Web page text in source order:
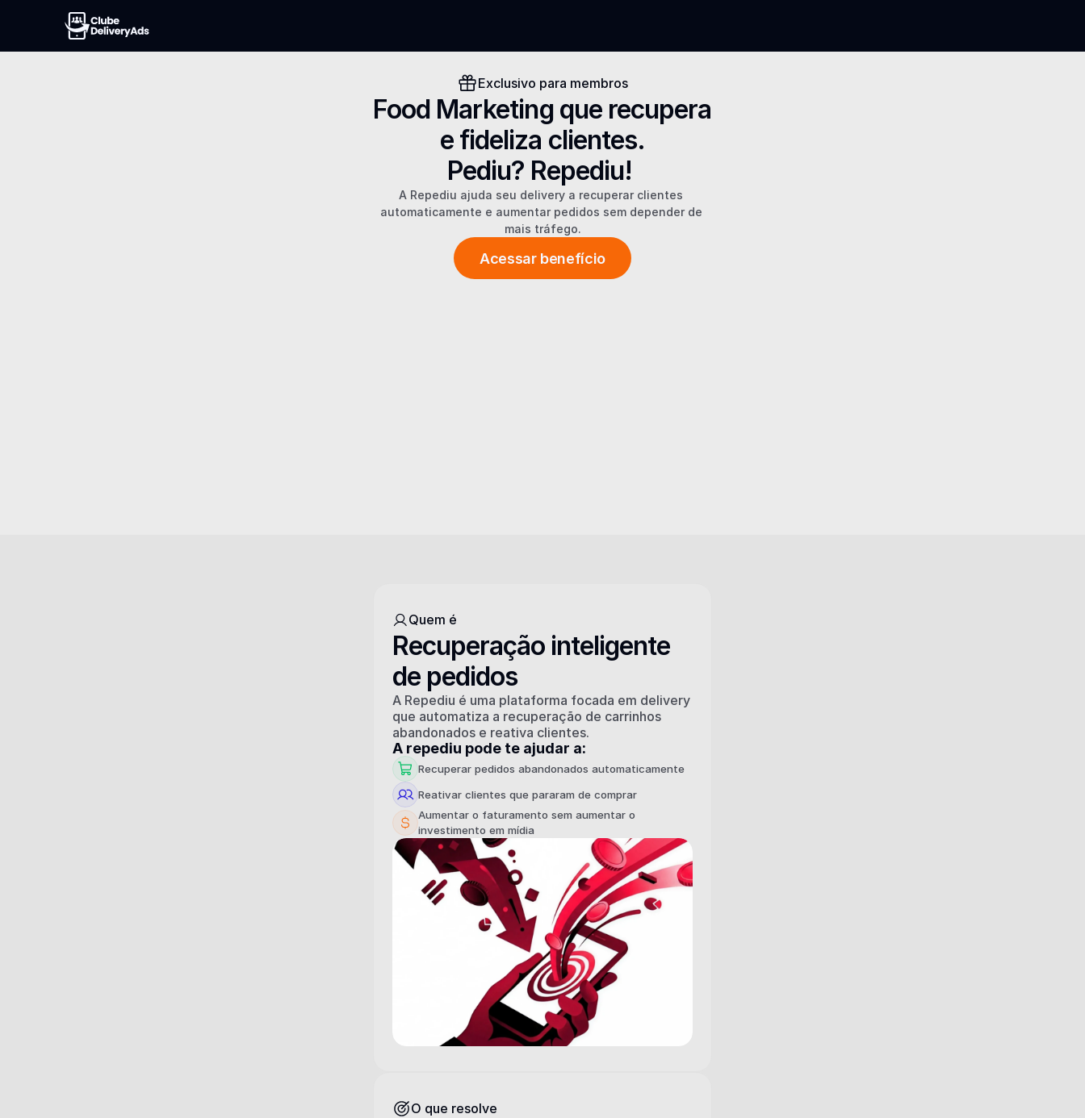
Exclusivo para membros
Food Marketing que recupera
e fideliza clientes.
Pediu? Repediu!
A Repediu ajuda seu delivery a recuperar clientes
automaticamente e aumentar pedidos sem depender de
mais tráfego.
Acessar benefício
Quem é
Recuperação inteligente
de pedidos
A Repediu é uma plataforma focada em delivery
que automatiza a recuperação de carrinhos
abandonados e reativa clientes.
A repediu pode te ajudar a:
Recuperar pedidos abandonados automaticamente
Reativar clientes que pararam de comprar
Aumentar o faturamento sem aumentar o
investimento em mídia
O que resolve